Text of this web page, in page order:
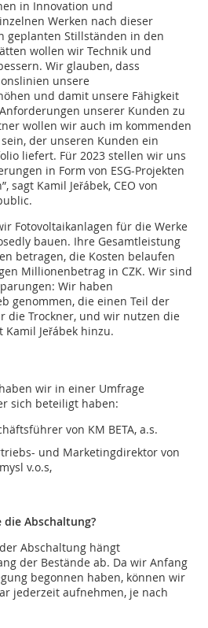
in Innovation und
Werken nach dieser
geplanten Stillständen in den
wollen wir Technik und
Wir glauben, dass
unsere
und damit unsere Fähigkeit
unserer Kunden zu
wollen wir auch im kommenden
der unseren Kunden ein
liefert. Für 2023 stellen wir uns
in Form von ESG-Projekten
sagt Kamil Jeřábek, CEO von
Fotovoltaikanlagen für die Werke
bauen. Ihre Gesamtleistung
betragen, die Kosten belaufen
Millionenbetrag in CZK. Wir sind
Wir haben
genommen, die einen Teil der
die Trockner, und wir nutzen die
Kamil Jeřábek hinzu.
wir in einer Umfrage
sich beteiligt haben:
von KM BETA, a.s.
und Marketingdirektor von
v.o.s,
die Abschaltung?
Abschaltung hängt
der Bestände ab. Da wir Anfang
begonnen haben, können wir
jederzeit aufnehmen, je nach